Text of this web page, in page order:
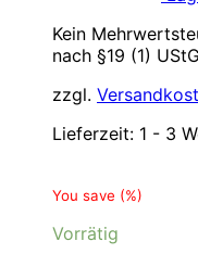
Kein
nach §19 (1)
zzgl.
Lieferzeit: 1 - 3
You save (%)
Vorrätig